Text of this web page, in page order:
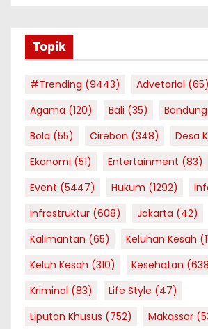
Topik
#Trending (9443) Advetorial (65)
Agama (120) Bali (35) Bandung
Bola (55) Cirebon (348) Desa
Ekonomi (51) Entertainment (83)
Event (5447) Hukum (1292)
Infrastruktur (608) Jakarta (42)
Kalimantan (65) Keluhan Kesah
Keluh Kesah (310) Kesehatan
Kriminal (83) Life Style (47)
Liputan Khusus (752) Makassar